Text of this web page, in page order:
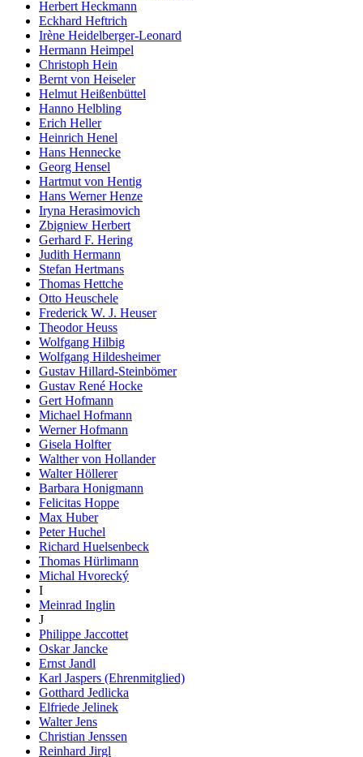
Herbert Heckmann
Eckhard Heftrich
Irène Heidelberger-Leonard
Hermann Heimpel
Christoph Hein
Bernt von Heiseler
Helmut Heißenbüttel
Hanno Helbling
Erich Heller
Heinrich Henel
Hans Hennecke
Georg Hensel
Hartmut von Hentig
Hans Werner Henze
Iryna Herasimovich
Zbigniew Herbert
Gerhard F. Hering
Judith Hermann
Stefan Hertmans
Thomas Hettche
Otto Heuschele
Frederick W. J. Heuser
Theodor Heuss
Wolfgang Hilbig
Wolfgang Hildesheimer
Gustav Hillard-Steinbömer
Gustav René Hocke
Gert Hofmann
Michael Hofmann
Werner Hofmann
Gisela Holfter
Walther von Hollander
Walter Höllerer
Barbara Honigmann
Felicitas Hoppe
Max Huber
Peter Huchel
Richard Huelsenbeck
Thomas Hürlimann
Michal Hvorecký
I
Meinrad Inglin
J
Philippe Jaccottet
Oskar Jancke
Ernst Jandl
Karl Jaspers (Ehrenmitglied)
Gotthard Jedlicka
Elfriede Jelinek
Walter Jens
Christian Jenssen
Reinhard Jirgl